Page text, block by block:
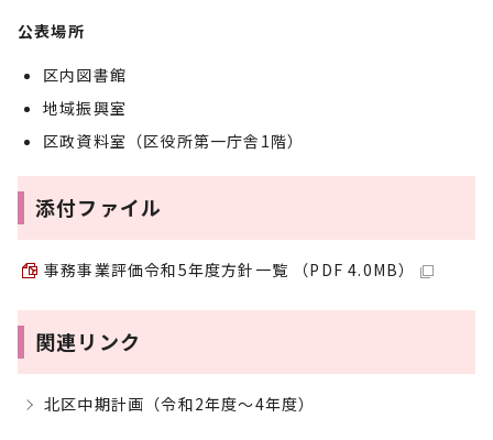
公表場所
区内図書館
地域振興室
区政資料室（区役所第一庁舎1階）
添付ファイル
事務事業評価令和5年度方針一覧 （PDF 4.0MB）
関連リンク
北区中期計画（令和2年度～4年度）